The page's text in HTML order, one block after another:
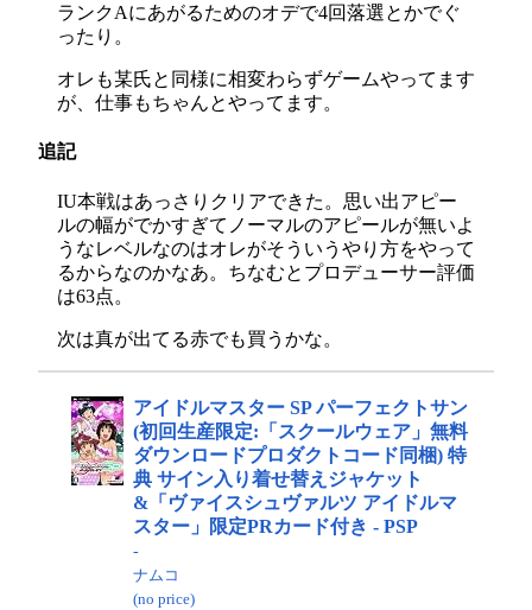
ランクAにあがるためのオデで4回落選とかでぐ
ったり。
オレも某氏と同様に相変わらずゲームやってます
が、仕事もちゃんとやってます。
追記
IU本戦はあっさりクリアできた。思い出アピー
ルの幅がでかすぎてノーマルのアピールが無いよ
うなレベルなのはオレがそういうやり方をやって
るからなのかなあ。ちなむとプロデューサー評価
は63点。
次は真が出てる赤でも買うかな。
アイドルマスター SP パーフェクトサン
(初回生産限定:「スクールウェア」無料
ダウンロードプロダクトコード同梱) 特
典 サイン入り着せ替えジャケット
&「ヴァイスシュヴァルツ アイドルマ
スター」限定PRカード付き - PSP
-
ナムコ
(no price)